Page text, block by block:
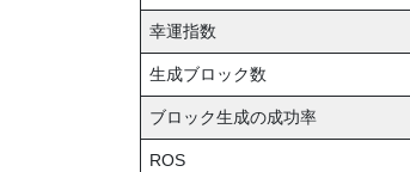
幸運指数
生成ブロック数
ブロック生成の成功率
ROS